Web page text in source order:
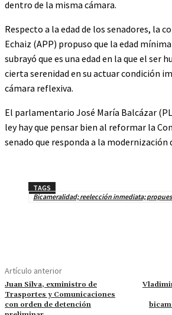
dentro de la misma cámara.
Respecto a la edad de los senadores, la
Echaiz (APP) propuso que la edad mínima
subrayó que es una edad en la que el ser
cierta serenidad en su actuar condición
cámara reflexiva.
El parlamentario José María Balcázar
ley hay que pensar bien al reformar la
senado que responda a la modernización
TAGS
Bicameralidad; reelección inmediata;
Artículo anterior
Juan Silva, exministro de
Trasportes y Comunicaciones
con orden de detención